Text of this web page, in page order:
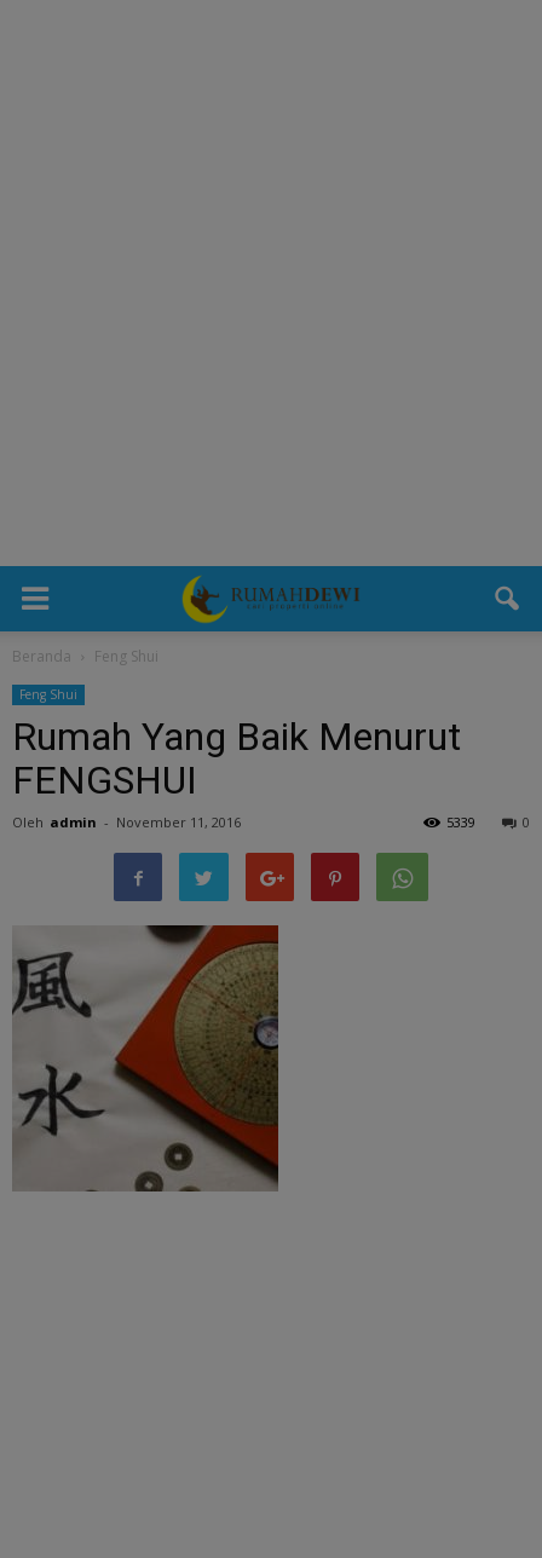
Beranda Feng Shui
Feng Shui
Rumah Yang Baik Menurut
FENGSHUI
Oleh admin - November 11, 2016 0
5339